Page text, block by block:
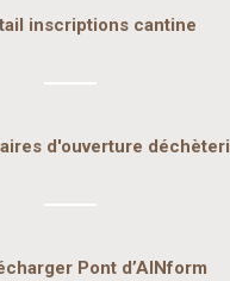
inscriptions cantine
d'ouverture
Pont d’AINform